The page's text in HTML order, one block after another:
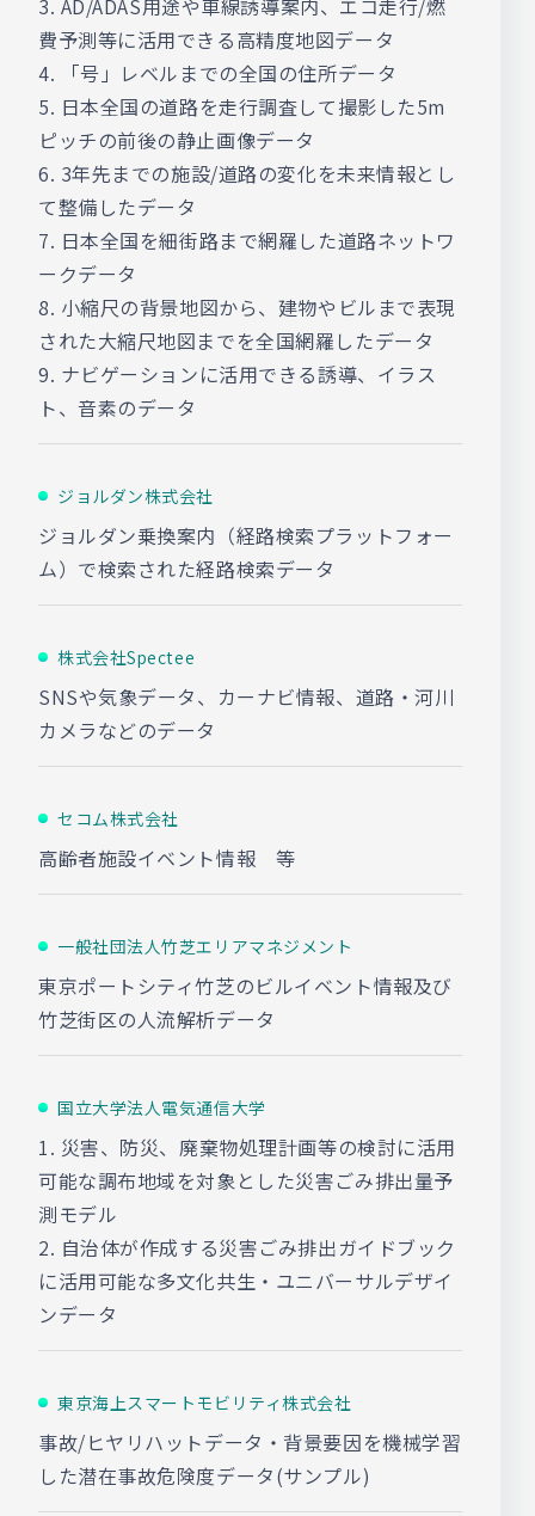
3. AD/ADAS用途や車線誘導案内、エコ走行/燃
費予測等に活用できる高精度地図データ
4. 「号」レベルまでの全国の住所データ
5. 日本全国の道路を走行調査して撮影した5m
ピッチの前後の静止画像データ
6. 3年先までの施設/道路の変化を未来情報とし
て整備したデータ
7. 日本全国を細街路まで網羅した道路ネットワ
ークデータ
8. 小縮尺の背景地図から、建物やビルまで表現
された大縮尺地図までを全国網羅したデータ
9. ナビゲーションに活用できる誘導、イラス
ト、音素のデータ
ジョルダン株式会社
ジョルダン乗換案内（経路検索プラットフォー
ム）で検索された経路検索データ
株式会社Spectee
SNSや気象データ、カーナビ情報、道路・河川
カメラなどのデータ
セコム株式会社
高齢者施設イベント情報 等
一般社団法人竹芝エリアマネジメント
東京ポートシティ竹芝のビルイベント情報及び
竹芝街区の人流解析データ
国立大学法人電気通信大学
1. 災害、防災、廃棄物処理計画等の検討に活用
可能な調布地域を対象とした災害ごみ排出量予
測モデル
2. 自治体が作成する災害ごみ排出ガイドブック
に活用可能な多文化共生・ユニバーサルデザイ
ンデータ
東京海上スマートモビリティ株式会社
事故/ヒヤリハットデータ・背景要因を機械学習
した潜在事故危険度データ(サンプル)